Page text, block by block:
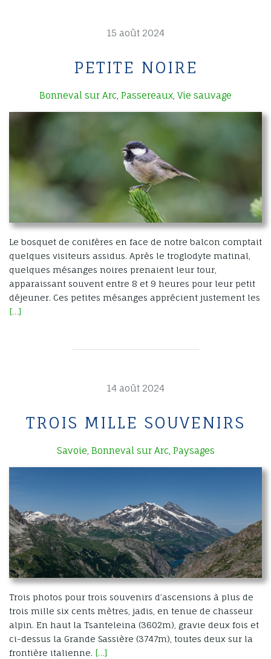
15 août 2024
PETITE NOIRE
Bonneval sur Arc Passereaux Vie sauvage
Le bosquet de conifères en face de notre balcon comptait
quelques visiteurs assidus. Après le troglodyte matinal,
quelques mésanges noires prenaient leur tour,
apparaissant souvent entre 8 et 9 heures pour leur petit
déjeuner. Ces petites mésanges apprécient justement les
[…]
14 août 2024
TROIS MILLE SOUVENIRS
Savoie Bonneval sur Arc, Paysages
Trois photos pour trois souvenirs d’ascensions à plus de
trois mille six cents mètres, jadis, en tenue de chasseur
alpin. En haut la Tsanteleina (3602m), gravie deux fois et
ci-dessus la Grande Sassière (3747m), toutes deux sur la
frontière italienne. […]